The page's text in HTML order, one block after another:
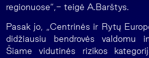
regionuose”,- teigė A.Barštys.
Pasak jo, „Centrinės ir Rytų
didžiausiu bendrovės valdomu
Šiame vidutinės rizikos